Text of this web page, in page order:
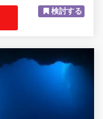
検討する